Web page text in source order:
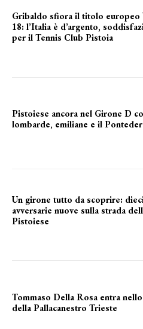
Gribaldo sfiora il titolo europeo
18: l’Italia è d’argento,
per il Tennis Club Pistoia
Pistoiese ancora nel Girone D
lombarde, emiliane e il
Un girone tutto da scoprire:
avversarie nuove sulla strada
Pistoiese
Tommaso Della Rosa entra
della Pallacanestro Trieste